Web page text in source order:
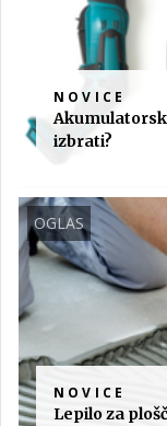
NOVICE
izbrati?
OGLAS
NOVICE
Lepilo za